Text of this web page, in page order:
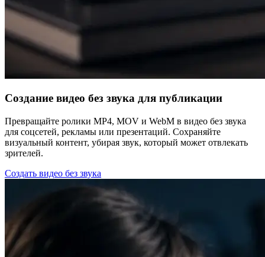
Создание видео без звука для публикации
Превращайте ролики MP4, MOV и WebM в видео без звука
для соцсетей, рекламы или презентаций. Сохраняйте
визуальный контент, убирая звук, который может отвлекать
зрителей.
Создать видео без звука